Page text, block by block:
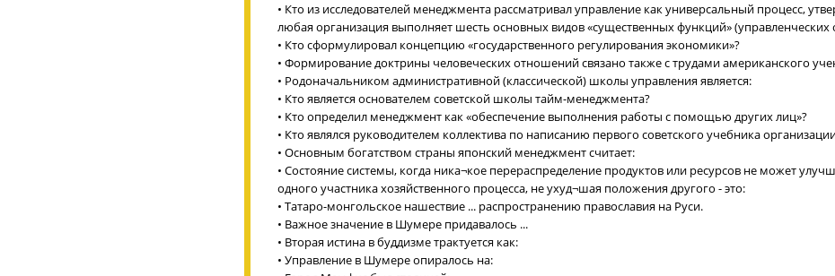
• Кто из исследователей менеджмента рассматривал управление как универсальный процесс,
любая организация выполняет шесть основных видов «существенных функций» (управленческих
• Кто сформулировал концепцию «государственного регулирования экономики»?
• Формирование доктрины человеческих отношений связано также с трудами американского
• Родоначальником административной (классической) школы управления является:
• Кто является основателем советской школы тайм-менеджмента?
• Кто определил менеджмент как «обеспечение выполнения работы с помощью других лиц»?
• Кто являлся руководителем коллектива по написанию первого советского учебника
• Основным богатством страны японский менеджмент считает:
• Состояние системы, когда ника¬кое перераспределение продуктов или ресурсов не может
одного участника хозяйственного процесса, не ухуд¬шая положения другого - это:
• Татаро-монгольское нашествие ... распространению православия на Руси.
• Важное значение в Шумере придавалось ...
• Вторая истина в буддизме трактуется как:
• Управление в Шумере опиралось на: